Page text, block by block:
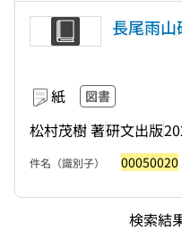
長尾雨山
紙 図書
松村茂樹 著研文出版
件名（識別子） 00050020
検索結